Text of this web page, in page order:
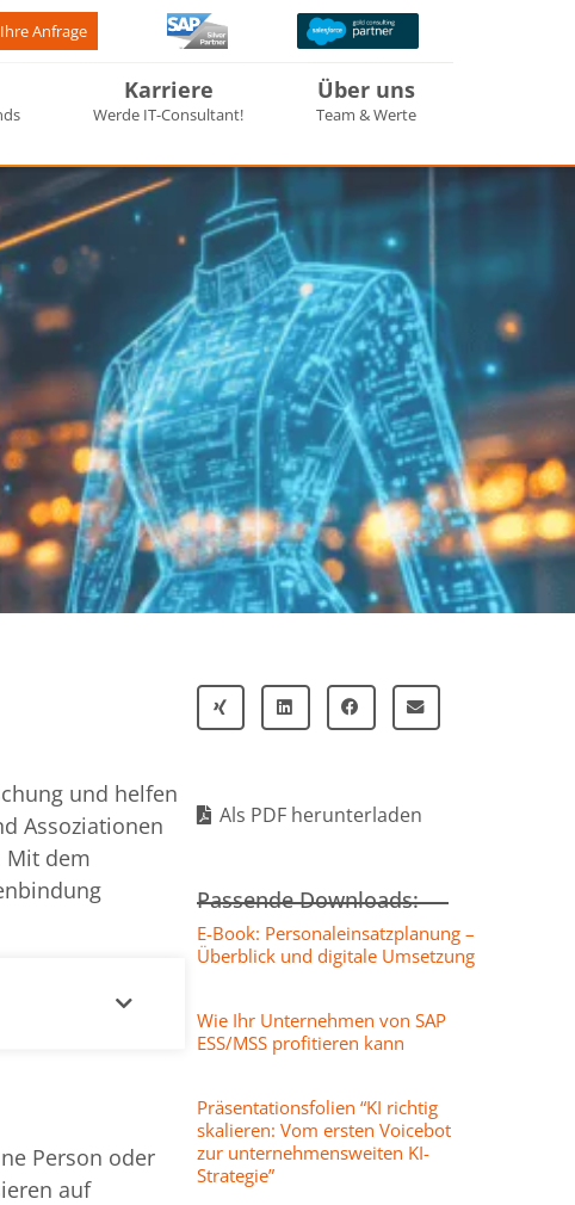
Ihre Anfrage
Karriere
Werde IT-Consultant!
Über uns
Team & Werte
und helfen
Assoziationen
Mit dem
Person oder
auf
Als PDF herunterladen
Passende Downloads:
E-Book: Personaleinsatzplanung –
Überblick und digitale Umsetzung
Wie Ihr Unternehmen von SAP
ESS/MSS profitieren kann
Präsentationsfolien “KI richtig
skalieren: Vom ersten Voicebot
zur unternehmensweiten KI-
Strategie”